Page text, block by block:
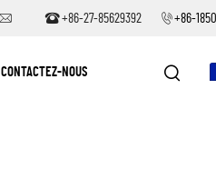
+86-27-85629392 +86-
CONTACTEZ-NOUS